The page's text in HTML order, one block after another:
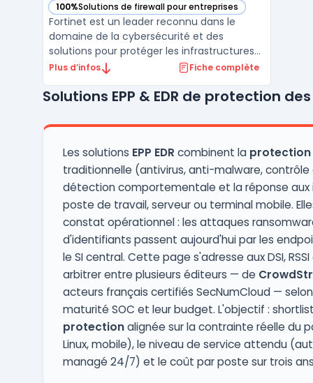
100%Solutions de firewall pour entreprises
— voir Fortinet dans cette catégorie
Fortinet est un leader reconnu dans le
domaine de la cybersécurité et des
solutions pour protéger les infrastructures
numériques des entreprises. Avec son
répond aux besoins en sécurité réseau,
conformité et la perfo ...
Plus d’infos Fiche complète
Solutions EPP & EDR de protection
Les solutions EPP EDR combinent la
traditionnelle (antivirus, anti-malware,
détection comportementale et la réponse aux
poste de travail, serveur ou terminal mobile.
constat opérationnel : les attaques
d'identifiants passent aujourd'hui par les
le SI central. Cette page s'adresse aux DSI,
arbitrer entre plusieurs éditeurs — de
acteurs français certifiés SecNumCloud —
maturité SOC et leur budget. L'objectif :
protectionalignée sur la contrainte réelle du
Linux, mobile), le niveau de service attendu
managé 24/7) et le coût par poste sur trois